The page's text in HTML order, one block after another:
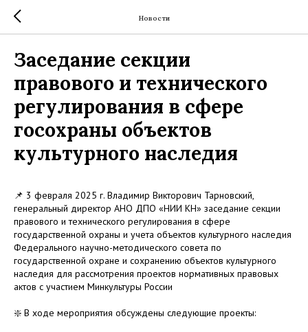
Новости
Заседание секции
правового и технического
регулирования в сфере
госохраны объектов
культурного наследия
📌 3 февраля 2025 г. Владимир Викторович Тарновский,
генеральный директор АНО ДПО «НИИ КН» заседание секции
правового и технического регулирования в сфере
государственной охраны и учета объектов культурного наследия
Федерального научно-методического совета по
государственной охране и сохранению объектов культурного
наследия для рассмотрения проектов нормативных правовых
актов с участием Минкультуры России
❇️ В ходе мероприятия обсуждены следующие проекты: